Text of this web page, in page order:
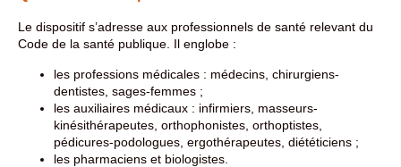
Le dispositif s’adresse aux professionnels de santé relevant du
Code de la santé publique. Il englobe :
les professions médicales : médecins, chirurgiens-
dentistes, sages-femmes ;
les auxiliaires médicaux : infirmiers, masseurs-
kinésithérapeutes, orthophonistes, orthoptistes,
pédicures-podologues, ergothérapeutes, diététiciens ;
les pharmaciens et biologistes.